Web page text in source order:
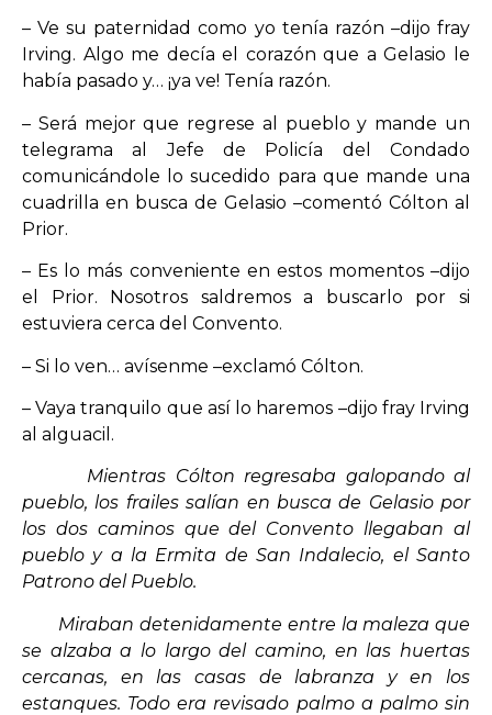
– Ve su paternidad como yo tenía razón –dijo fray
Irving. Algo me decía el corazón que a Gelasio le
había pasado y… ¡ya ve! Tenía razón.
– Será mejor que regrese al pueblo y mande un
telegrama al Jefe de Policía del Condado
comunicándole lo sucedido para que mande una
cuadrilla en busca de Gelasio –comentó Cólton al
Prior.
– Es lo más conveniente en estos momentos –dijo
el Prior. Nosotros saldremos a buscarlo por si
estuviera cerca del Convento.
– Si lo ven… avísenme –exclamó Cólton.
– Vaya tranquilo que así lo haremos –dijo fray Irving
al alguacil.
Mientras Cólton regresaba galopando al
pueblo, los frailes salían en busca de Gelasio por
los dos caminos que del Convento llegaban al
pueblo y a la Ermita de San Indalecio, el Santo
Patrono del Pueblo.
Miraban detenidamente entre la maleza que
se alzaba a lo largo del camino, en las huertas
cercanas, en las casas de labranza y en los
estanques. Todo era revisado palmo a palmo sin